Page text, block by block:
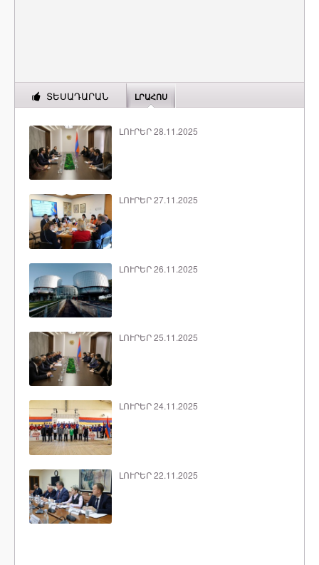
ՏԵՍԱԴԱՐԱՆ ԼՐԱՀՈՍ
ԼՈՒՐԵՐ 28.11.2025
ԼՈՒՐԵՐ 27.11.2025
ԼՈՒՐԵՐ 26.11.2025
ԼՈՒՐԵՐ 25.11.2025
ԼՈՒՐԵՐ 24.11.2025
ԼՈՒՐԵՐ 22.11.2025